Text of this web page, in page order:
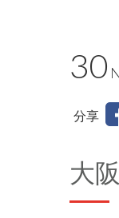
30
分享
大